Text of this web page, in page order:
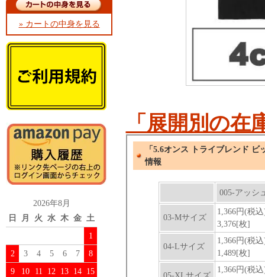
» カートの中身を見る
2026年8月
日
月 火 水 木 金 土
1
2
3 4 5 6 7
8
9
10 11 12 13 14 15
「展開別の在